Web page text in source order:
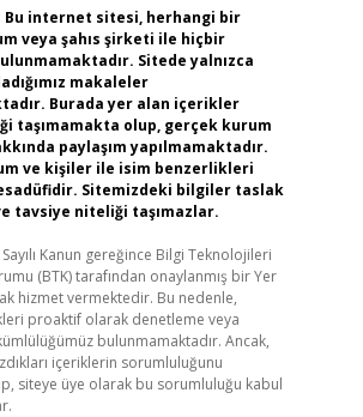
Bu internet sitesi, herhangi bir
veya şahıs şirketi ile hiçbir
Sitede yalnızca
makaleler
Burada yer alan içerikler
taşımamakta olup, gerçek kurum
paylaşım yapılmamaktadır.
ve kişiler ile isim benzerlikleri
Sitemizdeki bilgiler taslak
tavsiye niteliği taşımazlar.
Kanun gereğince Bilgi Teknolojileri
(BTK) tarafından onaylanmış bir Yer
hizmet vermektedir. Bu nedenle,
proaktif olarak denetleme veya
bulunmamaktadır. Ancak,
içeriklerin sorumluluğunu
siteye üye olarak bu sorumluluğu kabul